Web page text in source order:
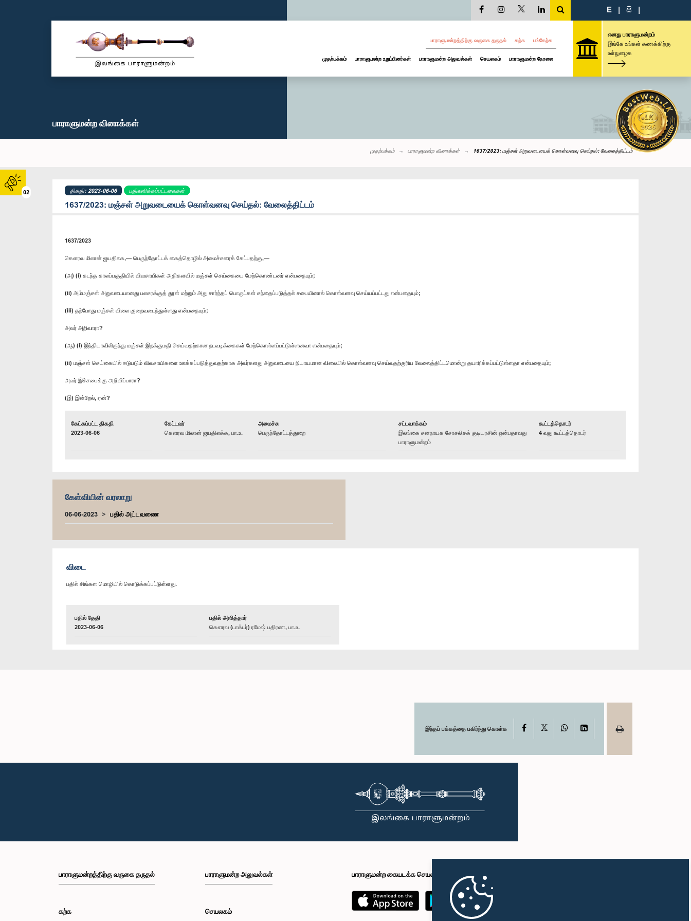
02
E | සි |
பாராளுமன்றத்திற்கு வருகை தருதல் கற்க பங்கேற்க
முதற்பக்கம் பாராளுமன்ற உறுப்பினர்கள் பாராளுமன்ற அலுவல்கள் செயலகம் பாராளுமன்ற நேரலை
எனது பாராளுமன்றம்
இங்கே உங்கள் கணக்கிற்கு
உள்நுழைக
பாராளுமன்ற வினாக்கள்
முதற்பக்கம் பாராளுமன்ற வினாக்கள் 1637/2023: மஞ்சள் அறுவடையைக் கொள்வனவு செய்தல்: வேலைத்திட்டம்
திகதி: 2023-06-06 பதிலளிக்கப்பட்டவைகள்
1637/2023: மஞ்சள் அறுவடையைக் கொள்வனவு செய்தல்: வேலைத்திட்டம்
1637/2023
கௌரவ மிலான் ஜயதிலக,— பெருந்தோட்டக் கைத்தொழில் அமைச்சரைக் கேட்பதற்கு,—
(அ) (i) கடந்த காலப்பகுதியில் விவசாயிகள் அதிகளவில் மஞ்சள் செய்கையை மேற்கொண்டனர் என்பதையும்;
(ii) அம்மஞ்சள் அறுவடையானது பலசரக்குத் தூள் மற்றும் அது சார்ந்தப் பொருட்கள் சந்தைப்படுத்தல் சபையினால் கொள்வனவு செய்யப்பட்டது என்பதையும்;
(iii) தற்போது மஞ்சள் விலை குறைவடைந்துள்ளது என்பதையும்;
அவர் அறிவாரா?
(ஆ) (i) இந்தியாவிலிருந்து மஞ்சள் இறக்குமதி செய்வதற்கான நடவடிக்கைகள் மேற்கொள்ளப்பட்டுள்ளனவா என்பதையும்;
(ii) மஞ்சள் செய்கையில் ஈடுபடும் விவசாயிகளை ஊக்கப்படுத்துவதற்காக அவர்களது அறுவடையை நியாயமான விலையில் கொள்வனவு செய்வதற்குரிய வேலைத்திட்டமொன்று தயாரிக்கப்பட்டுள்ளதா என்பதையும்;
அவர் இச்சபைக்கு அறிவிப்பாரா?
(இ) இன்றேல், ஏன்?
கேட்கப்பட்ட திகதி
2023-06-06
கேட்டவர்
கௌரவ மிலான் ஜயதிலக்க, பா.உ.
அமைச்சு
பெருந்தோட்டத்துறை
சட்டவாக்கம்
இலங்கை சனநாயக சோசலிசக் குடியரசின் ஒன்பதாவது
பாராளுமன்றம்
கூட்டத்தொடர்
4 வது கூட்டத்தொடர்
கேள்வியின் வரலாறு
06-06-2023 பதில் அட்டவணை
விடை
பதில் சிங்கள மொழியில் கொடுக்கப்பட்டுள்ளது.
பதில் தேதி
2023-06-06
பதில் அளித்தார்
கௌரவ (டாக்டர்) ரமேஷ் பதிரண, பா.உ.
இந்தப் பக்கத்தை பகிர்ந்து கொள்க Facebook WhatsAppLinkedIn
பாராளுமன்றத்திற்கு வருகை தருதல்
கற்க
பாராளுமன்ற அலுவல்கள்
செயலகம்
பாராளுமன்ற கையடக்க செயலி